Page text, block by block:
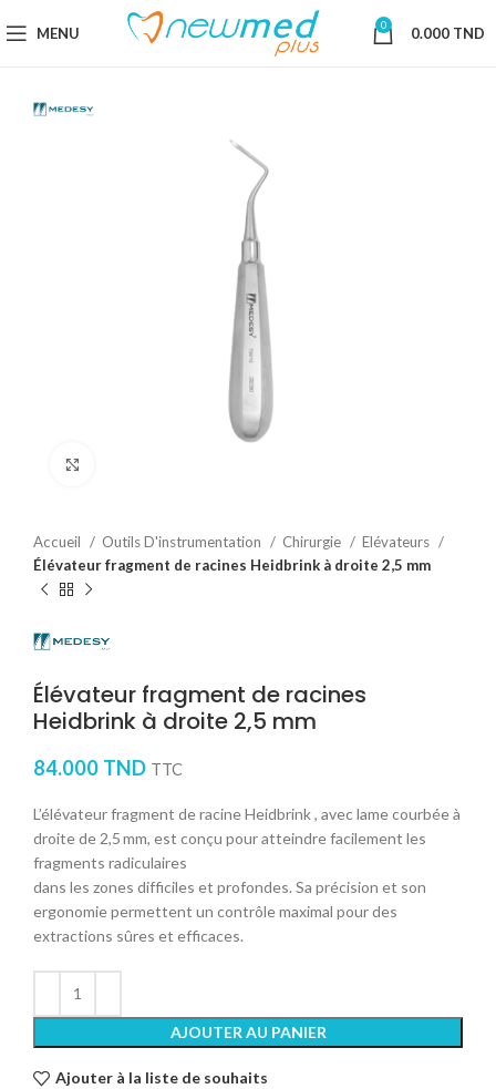
MENU 0 0.000 TND
Accueil Outils D'instrumentation Chirurgie
Elévateurs
Élévateur fragment de racines Heidbrink à droite 2,5 mm
Élévateur fragment de racines
Heidbrink à droite 2,5 mm
84.000 TND TTC
L’élévateur fragment de racine Heidbrink , avec lame courbée à
droite de 2,5 mm, est conçu pour atteindre facilement les
fragments radiculaires
dans les zones difficiles et profondes. Sa précision et son
ergonomie permettent un contrôle maximal pour des
extractions sûres et efficaces.
AJOUTER AU PANIER
Ajouter à la liste de souhaits